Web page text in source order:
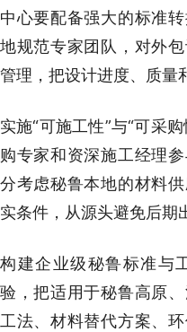
中心要配备强大的标准
地规范专家团队，对外
管理，把设计进度、质量
实施“可施工性”与“可采
购专家和资深施工经理
分考虑秘鲁本地的材料
实条件，从源头避免后期
构建企业级秘鲁标准与
验，把适用于秘鲁高原
工法、材料替代方案、